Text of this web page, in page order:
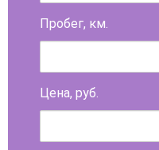
Пробег, км.
Цена, руб.